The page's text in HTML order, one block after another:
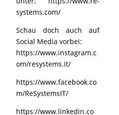
systems.com/
Schau doch auch auf
Social Media vorbei:
https://www.instagram.c
om/resystems.it/
https://www.facebook.co
m/ReSystemsIT/
https://www.linkedin.co